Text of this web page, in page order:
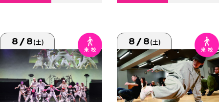
8/8(土) 8/8(土)